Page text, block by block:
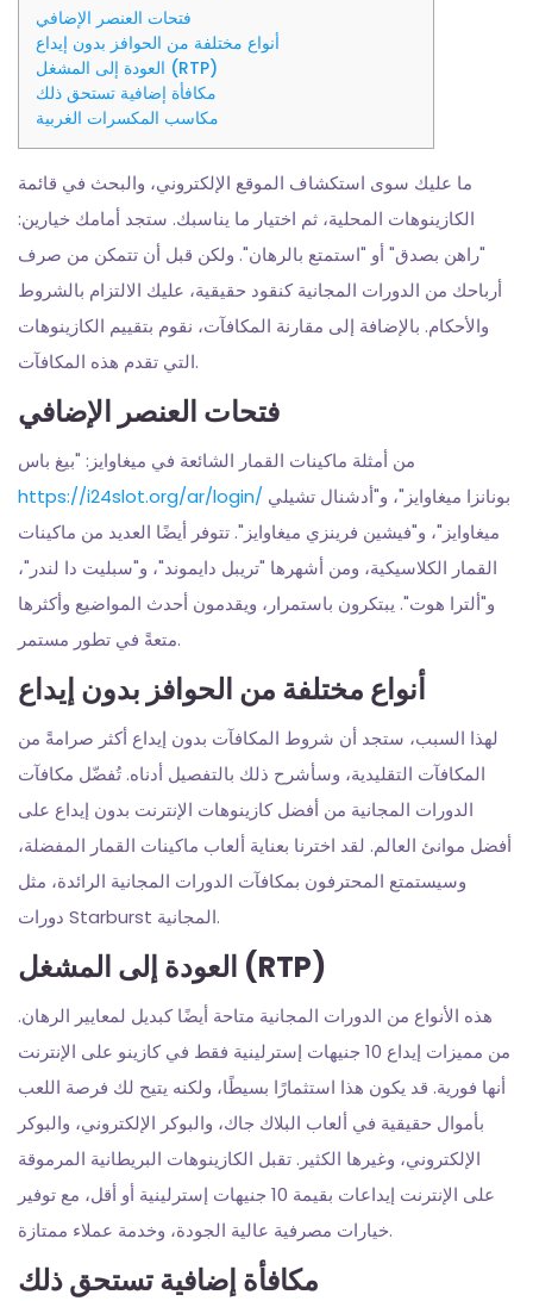
فتحات العنصر الإضافي
أنواع مختلفة من الحوافز بدون إيداع
العودة إلى المشغل (RTP)
مكافأة إضافية تستحق ذلك
مكاسب المكسرات الغربية
ما عليك سوى استكشاف الموقع الإلكتروني، والبحث في قائمة
الكازينوهات المحلية، ثم اختيار ما يناسبك. ستجد أمامك خيارين:
"راهن بصدق" أو "استمتع بالرهان". ولكن قبل أن تتمكن من صرف
أرباحك من الدورات المجانية كنقود حقيقية، عليك الالتزام بالشروط
والأحكام. بالإضافة إلى مقارنة المكافآت، نقوم بتقييم الكازينوهات
التي تقدم هذه المكافآت.
فتحات العنصر الإضافي
من أمثلة ماكينات القمار الشائعة في ميغاوايز: "بيغ باس
https://i24slot.org/ar/login/
ميغاوايز"، و"فيشين فرينزي ميغاوايز". تتوفر أيضًا العديد من ماكينات
القمار الكلاسيكية، ومن أشهرها "تريبل دايموند"، و"سبليت دا لندر"،
و"ألترا هوت". يبتكرون باستمرار، ويقدمون أحدث المواضيع وأكثرها
متعةً في تطور مستمر.
أنواع مختلفة من الحوافز بدون إيداع
لهذا السبب، ستجد أن شروط المكافآت بدون إيداع أكثر صرامةً من
المكافآت التقليدية، وسأشرح ذلك بالتفصيل أدناه. تُفضّل مكافآت
الدورات المجانية من أفضل كازينوهات الإنترنت بدون إيداع على
أفضل موانئ العالم. لقد اخترنا بعناية ألعاب ماكينات القمار المفضلة،
وسيستمتع المحترفون بمكافآت الدورات المجانية الرائدة، مثل
دورات Starburst المجانية.
العودة إلى المشغل (RTP)
هذه الأنواع من الدورات المجانية متاحة أيضًا كبديل لمعايير الرهان.
من مميزات إيداع 10 جنيهات إسترلينية فقط في كازينو على الإنترنت
أنها فورية. قد يكون هذا استثمارًا بسيطًا، ولكنه يتيح لك فرصة اللعب
بأموال حقيقية في ألعاب البلاك جاك، والبوكر الإلكتروني، والبوكر
الإلكتروني، وغيرها الكثير. تقبل الكازينوهات البريطانية المرموقة
على الإنترنت إيداعات بقيمة 10 جنيهات إسترلينية أو أقل، مع توفير
خيارات مصرفية عالية الجودة، وخدمة عملاء ممتازة.
مكافأة إضافية تستحق ذلك